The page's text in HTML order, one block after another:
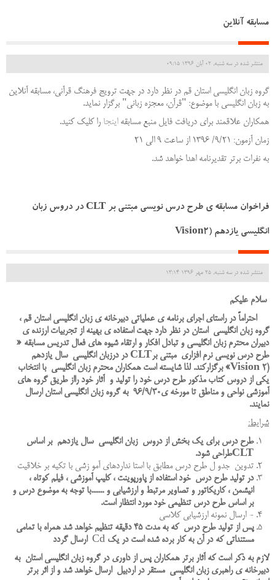
مسابقه آنلاین
منتشر شده در سه شنبه, 02 آبان 1396 09:15
گروه زبان انگلیسی استان قم در نظر دارد در جهت ترویج فرهنگ قرآنی، مسابقه آنلاین
به زبان انگلیسی با موضوع: "قرآن، معجزه زبانی" برگزار نماید.
همکاران علاقمند برای دریافت فایل منبع مسابقهاینجا را کلیک کنید.
زمان آزمون: 9/21/ 1396 از ساعت 9 الی 21
به نفرات برتر تقدیرنامه اهدا خواهد شد.
فراخوان مسابقه ی طرح درس نویسی مبتنی بر CLT در دروس زبان
انگلیسی یازدهم (Vision2
منتشر شده در سه شنبه, 25 مهر 1396 13:14
سلام عليكم
احتراماً در راستای اجرای برنامه ی عملیاتی دبیرخانه ی زبان انگلیسی استان قم ،
گروه زبان انگلیسی استان در نظر دارد جهت استفاده ی بهینه از تجربیات ارزنده ی
دبیران محترم زبان انگلیسی و تبادل افکار و ارتقاء شیوه های فعال تدریس مسابقه «
طرح درس نویسی نرم افزاری مبتنی برCLT در درزبان انگلیسی
سال یازدهم
(Vision 2
» برگزارکند. لذا شایسته است همکاران محترم زبان انگلیسی با انتخاب
یکی از دروس کتاب مذکور طرح درس خود را تولید و آثار خود رااز طریق گروه های
آموزشی نواحی و مناطق تا مورخه ی96/9/30 به گروه زبان انگلیسی استان ارسال
نمایند.
شرایط:
طرح درس برای یک بخش از دروس زبان انگلیسی سال یازدهم بر اساس
CLTطراحی شود.
تدوین جدو ل طرح درس مطابق با استا نداردهای آمو زشی با تکیه بر خلاقیت
در تولید طرح درس خود استفاده از پاورپوینت ، کلیپ آموزشی ، فیلم کوتاه ،
انیشمن ، کاریکاتور و تصاویر مرتبط و ارزشیابی و .......با توجه به موضوع درس و
بر اساس طرح درس تنظیمی خود مورد انتظار است.
- ارسال نمونه ارزشیابی کلاسی
پس از تولید طرح درس که به مدت45دقیقه تنظیم خواهد شد همراه با تمامی
مستنداتی که در آن به کار برده شده است در یک Cd ارسال گردد
لازم به ذکر است که آثار برتر همکاران پس از داوری در گروه زبان انگلیسی استان به
دبیرخانه ی راهبری زبان انگلیسی مستقر در اردبیل ارسال خواهد شد و از اثر برتر